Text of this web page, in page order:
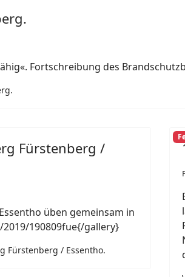
Fortschreibung des
Fürstenberg /
üben gemeinsam in
190809fue{/gallery}
Fürstenberg / Essentho.